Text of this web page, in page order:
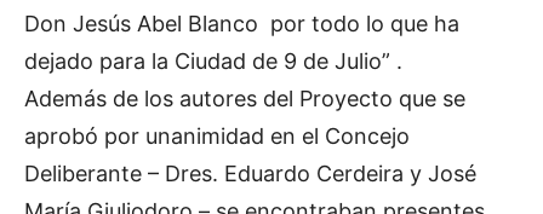
Don Jesús Abel Blanco por todo lo que ha
dejado para la Ciudad de 9 de Julio” .
Además de los autores del Proyecto que se
aprobó por unanimidad en el Concejo
Deliberante – Dres. Eduardo Cerdeira y José